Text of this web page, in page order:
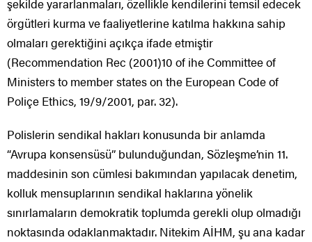
şekilde yararlanmaları, özellikle kendilerini temsil edecek
örgütleri kurma ve faaliyetlerine katılma hakkına sahip
olmaları gerektiğini açıkça ifade etmiştir
(Recommendation Rec (2001)10 of ihe Committee of
Ministers to member states on the European Code of
Poliçe Ethics, 19/9/2001, par. 32).
Polislerin sendikal hakları konusunda bir anlamda
“Avrupa konsensüsü” bulunduğundan, Sözleşme’nin 11.
maddesinin son cümlesi bakımından yapılacak denetim,
kolluk mensuplarının sendikal haklarına yönelik
sınırlamaların demokratik toplumda gerekli olup olmadığı
noktasında odaklanmaktadır. Nitekim AİHM, şu ana kadar